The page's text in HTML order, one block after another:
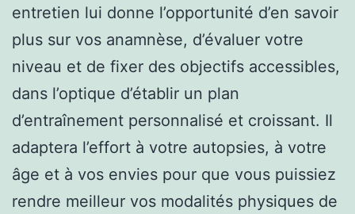
entretien lui donne l’opportunité d’en savoir
plus sur vos anamnèse, d’évaluer votre
niveau et de fixer des objectifs accessibles,
dans l’optique d’établir un plan
d’entraînement personnalisé et croissant. Il
adaptera l’effort à votre autopsies, à votre
âge et à vos envies pour que vous puissiez
rendre meilleur vos modalités physiques de